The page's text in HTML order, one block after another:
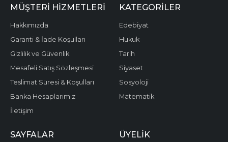
MÜŞTERI HIZMETLERI
Hakkımızda
Garanti & İade Koşulları
Gizlilik ve Güvenlik
Mesafeli Satış Sözleşmesi
Teslimat Süresi & Koşulları
Banka Hesaplarımız
İletişim
KATEGORILER
Edebiyat
Hukuk
Tarih
Siyaset
Sosyoloji
Matematik
SAYFALAR ÜYELIK